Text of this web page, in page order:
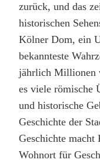
zurück, und das
historischen
Kölner Dom, ein
bekannteste
jährlich Millionen
es viele römische
und historische
Geschichte der
Geschichte macht
Wohnort für